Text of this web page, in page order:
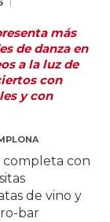
más
de danza en
a la luz de
con
y con
completa con
de vino y
bar